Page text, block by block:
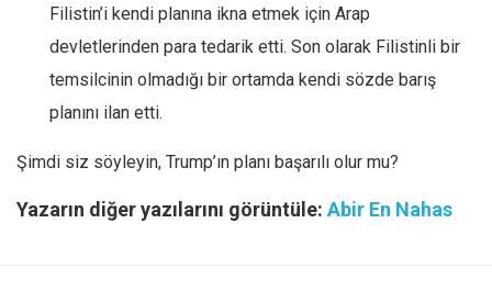
Filistin’i kendi planına ikna etmek için Arap
devletlerinden para tedarik etti. Son olarak Filistinli bir
temsilcinin olmadığı bir ortamda kendi sözde barış
planını ilan etti.
Şimdi siz söyleyin, Trump’ın planı başarılı olur mu?
Yazarın diğer yazılarını görüntüle: Abir En Nahas